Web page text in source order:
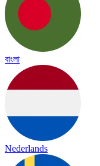
বাংলা
Nederlands